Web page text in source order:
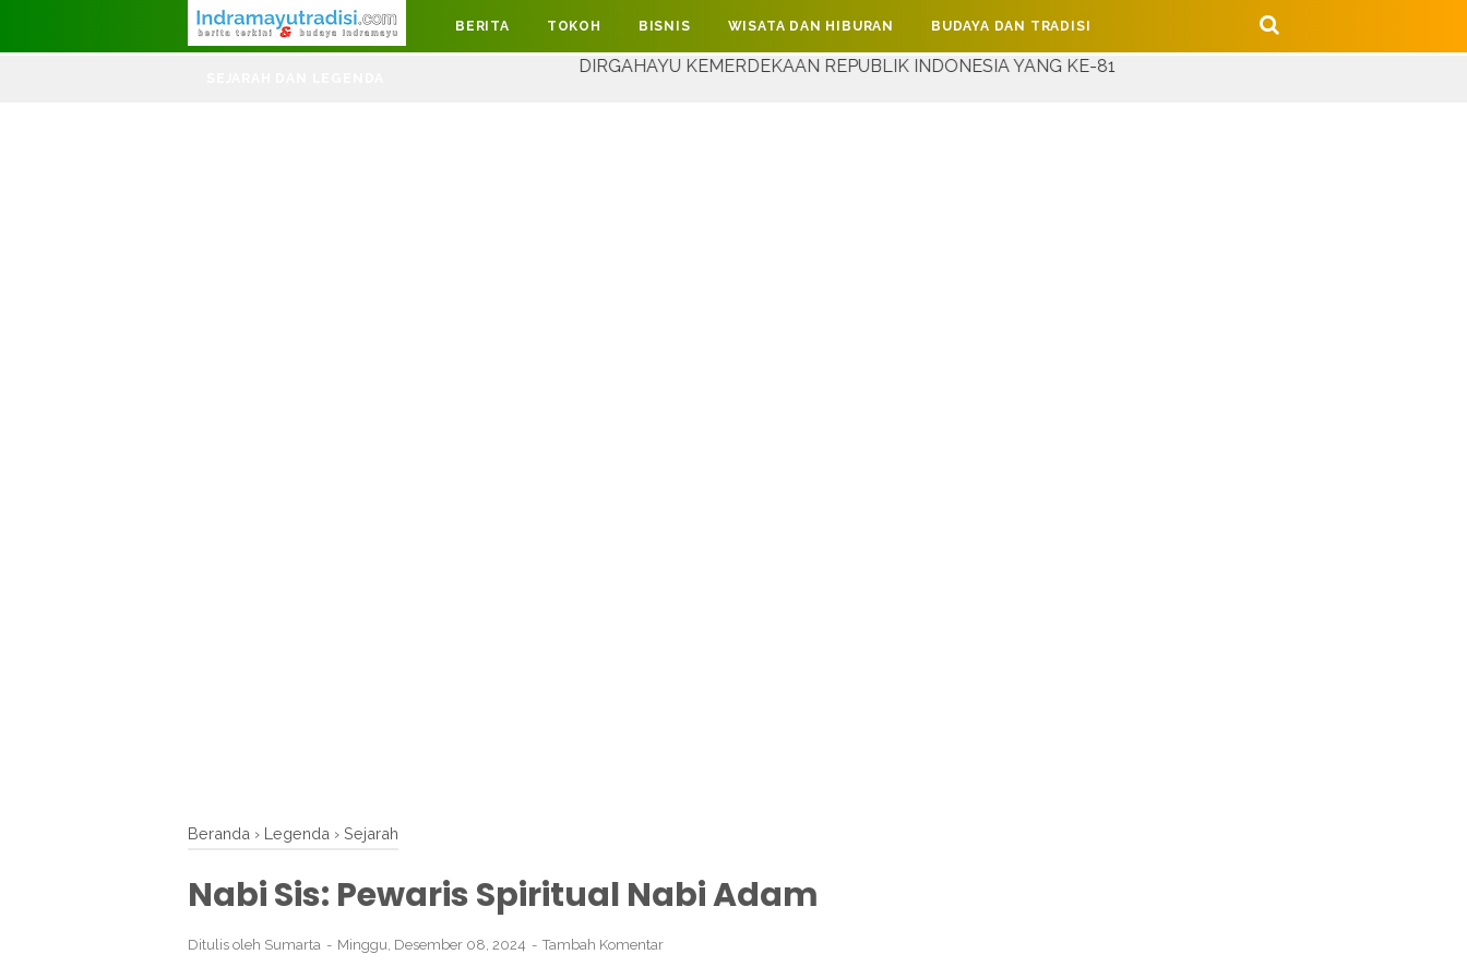
Judul Website
DIRGAHAYU KEMERDEKAAN REPUBLIK INDONESIA YANG KE-81
BERITA TOKOH BISNIS WISATA DAN HIBURAN BUDAYA DAN TRADISI
Beranda › Legenda › Sejarah
Nabi Sis: Pewaris Spiritual Nabi Adam
Ditulis oleh Sumarta Minggu, Desember 08, 2024 Tambah Komentar